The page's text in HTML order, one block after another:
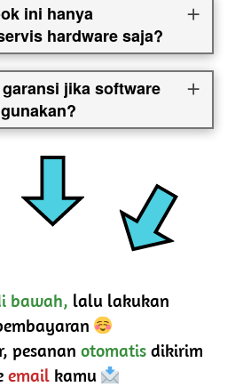
ini hanya
hardware saja?
jika software
bawah, lalu lakukan
pesanan otomatis dikirim
email kamu